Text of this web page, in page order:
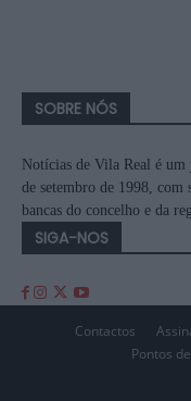
SOBRE NÓS
Notícias de Vila Real é
de setembro de 1998, com
bancas do concelho e da
SIGA-NOS
Contactos
Pontos